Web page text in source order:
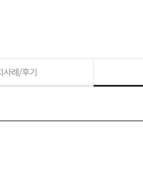
사례/후기